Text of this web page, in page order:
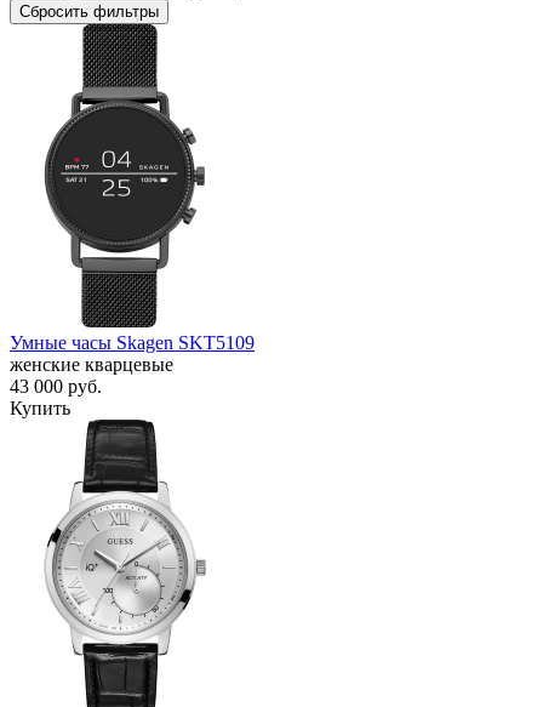
Сбросить фильтры
Умные часы Skagen SKT5109
женские кварцевые
43 000 руб.
Купить